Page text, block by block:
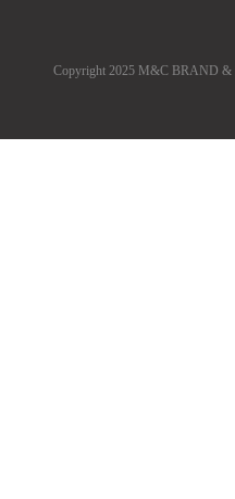
Copyright 2025 M&C BRAND &